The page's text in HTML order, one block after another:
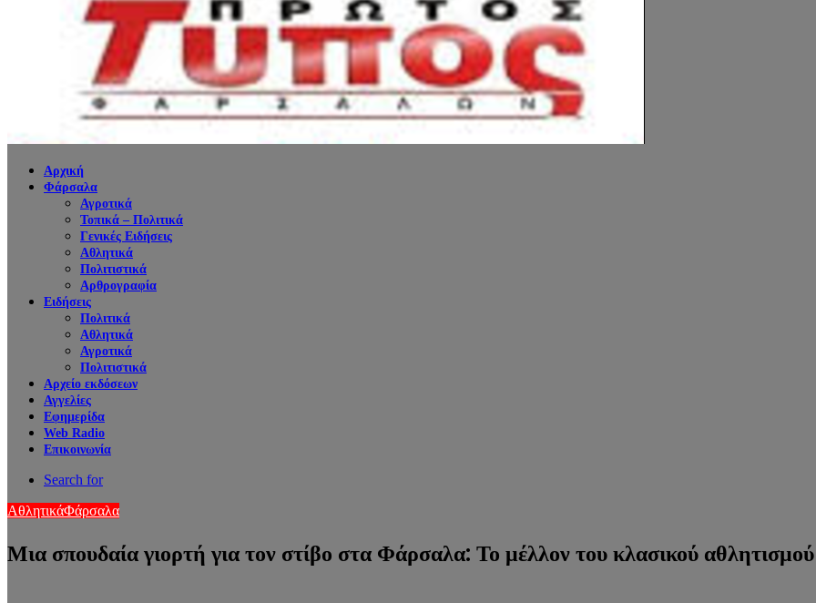
Αρχική
Φάρσαλα
Αγροτικά
Τοπικά – Πολιτικά
Γενικές Ειδήσεις
Αθλητικά
Πολιτιστικά
Αρθρογραφία
Ειδήσεις
Πολιτικά
Αθλητικά
Αγροτικά
Πολιτιστικά
Αρχείο εκδόσεων
Αγγελίες
Εφημερίδα
Web Radio
Επικοινωνία
Search for
ΑθλητικάΦάρσαλα
Μια σπουδαία γιορτή για τον στίβο στα Φάρσαλα: Το μέλλον του κλασικού αθλητισμού